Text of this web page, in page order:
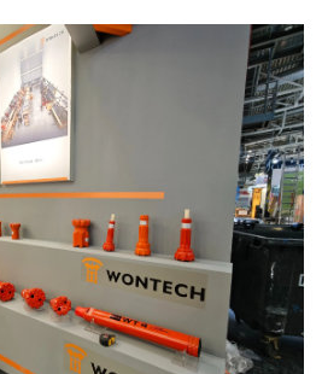
ร่ ดึงดูดบริษัทระดับโลก...